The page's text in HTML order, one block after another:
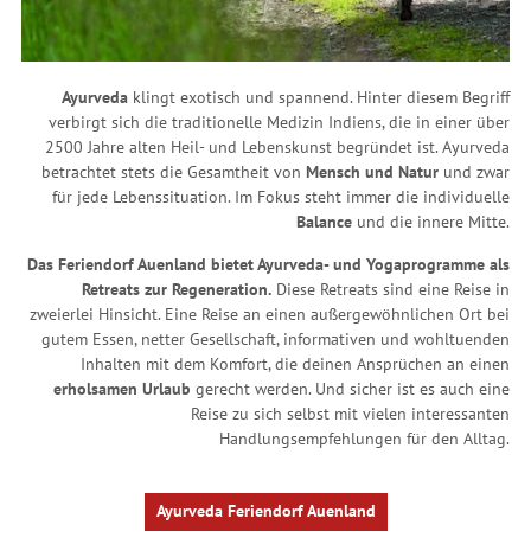
Ayurveda klingt exotisch und spannend. Hinter diesem Begriff
verbirgt sich die traditionelle Medizin Indiens, die in einer über
2500 Jahre alten Heil- und Lebenskunst begründet ist. Ayurveda
betrachtet stets die Gesamtheit von Mensch und Natur und zwar
für jede Lebenssituation. Im Fokus steht immer die individuelle
Balance und die innere Mitte.
Das Feriendorf Auenland bietet Ayurveda- und Yogaprogramme als
Retreats zur Regeneration. Diese Retreats sind eine Reise in
zweierlei Hinsicht. Eine Reise an einen außergewöhnlichen Ort bei
gutem Essen, netter Gesellschaft, informativen und wohltuenden
Inhalten mit dem Komfort, die deinen Ansprüchen an einen
erholsamen Urlaub gerecht werden. Und sicher ist es auch eine
Reise zu sich selbst mit vielen interessanten
Handlungsempfehlungen für den Alltag.
Ayurveda Feriendorf Auenland